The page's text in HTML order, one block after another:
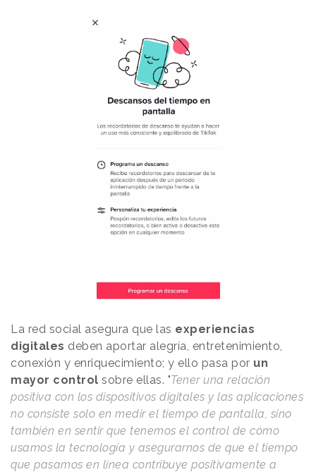
La red social asegura que las experiencias
digitales deben aportar alegría, entretenimiento,
conexión y enriquecimiento; y ello pasa por un
mayor control sobre ellas. "Tener una relación
positiva con los dispositivos digitales y las aplicaciones
no consiste solo en medir el tiempo de pantalla, sino
también en sentir que tenemos el control de cómo
usamos la tecnología y asegurarnos de que el tiempo
que pasamos en línea contribuye positivamente a